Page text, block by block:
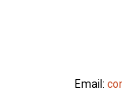
Email: